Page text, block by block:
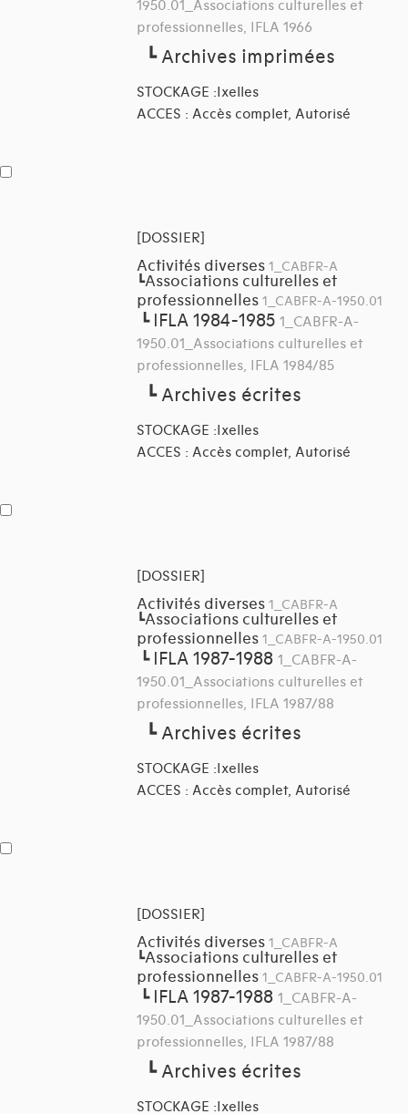
1950.01_Associations culturelles et
professionnelles, IFLA 1966
┗Archives imprimées
STOCKAGE :Ixelles
ACCES : Accès complet, Autorisé
[DOSSIER]
Activités diverses 1_CABFR-A
┗Associations culturelles et
professionnelles 1_CABFR-A-1950.01
┗ IFLA 1984-1985 1_CABFR-A-
1950.01_Associations culturelles et
professionnelles, IFLA 1984/85
┗Archives écrites
STOCKAGE :Ixelles
ACCES : Accès complet, Autorisé
[DOSSIER]
Activités diverses 1_CABFR-A
┗Associations culturelles et
professionnelles 1_CABFR-A-1950.01
┗ IFLA 1987-1988 1_CABFR-A-
1950.01_Associations culturelles et
professionnelles, IFLA 1987/88
┗Archives écrites
STOCKAGE :Ixelles
ACCES : Accès complet, Autorisé
[DOSSIER]
Activités diverses 1_CABFR-A
┗Associations culturelles et
professionnelles 1_CABFR-A-1950.01
┗ IFLA 1987-1988 1_CABFR-A-
1950.01_Associations culturelles et
professionnelles, IFLA 1987/88
┗Archives écrites
STOCKAGE :Ixelles